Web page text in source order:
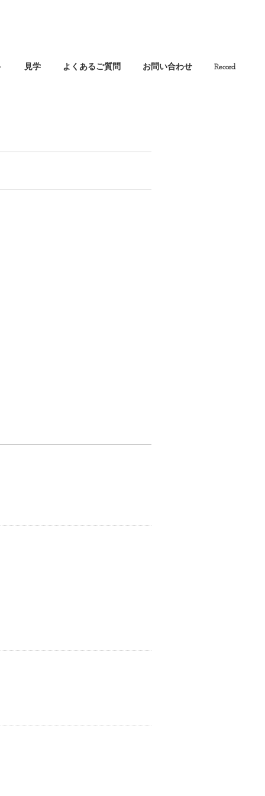
見学 よくあるご質問 お問い合わせ Record